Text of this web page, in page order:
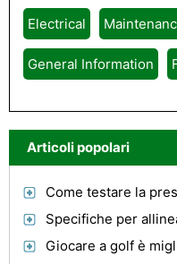
Electrical
General Information
Articoli popolari
Specifiche per
Giocare a golf è